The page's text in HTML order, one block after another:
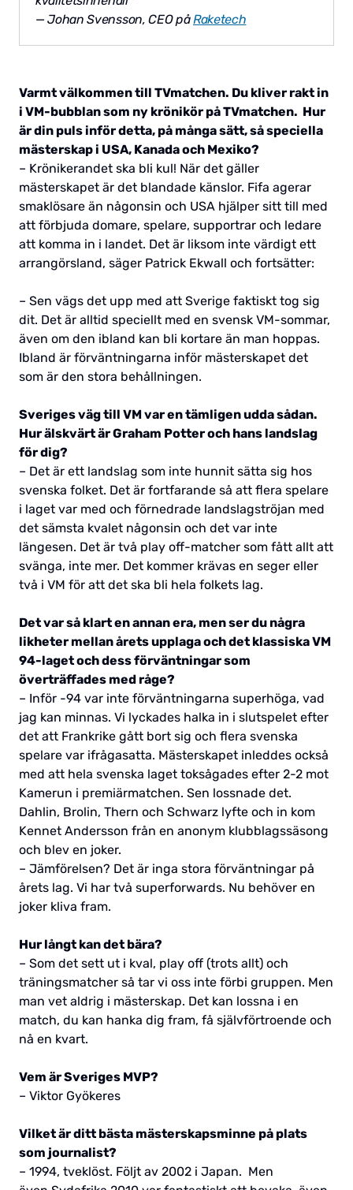
— Johan Svensson, CEO påRaketech
Varmt välkommen till TVmatchen. Du kliver rakt in
i VM-bubblan som ny krönikör på TVmatchen. Hur
är din puls inför detta, på många sätt, så speciella
mästerskap i USA, Kanada och Mexiko?
– Krönikerandet ska bli kul! När det gäller
mästerskapet är det blandade känslor. Fifa agerar
smaklösare än någonsin och USA hjälper sitt till med
att förbjuda domare, spelare, supportrar och ledare
att komma in i landet. Det är liksom inte värdigt ett
arrangörsland, säger Patrick Ekwall och fortsätter:
– Sen vägs det upp med att Sverige faktiskt tog sig
dit. Det är alltid speciellt med en svensk VM-sommar,
även om den ibland kan bli kortare än man hoppas.
Ibland är förväntningarna inför mästerskapet det
som är den stora behållningen.
Sveriges väg till VM var en tämligen udda sådan.
Hur älskvärt är Graham Potter och hans landslag
för dig?
– Det är ett landslag som inte hunnit sätta sig hos
svenska folket. Det är fortfarande så att flera spelare
i laget var med och förnedrade landslagströjan med
det sämsta kvalet någonsin och det var inte
längesen. Det är två play off-matcher som fått allt att
svänga, inte mer. Det kommer krävas en seger eller
två i VM för att det ska bli hela folkets lag.
Det var så klart en annan era, men ser du några
likheter mellan årets upplaga och det klassiska VM
94-laget och dess förväntningar som
överträffades med råge?
– Inför -94 var inte förväntningarna superhöga, vad
jag kan minnas. Vi lyckades halka in i slutspelet efter
det att Frankrike gått bort sig och flera svenska
spelare var ifrågasatta. Mästerskapet inleddes också
med att hela svenska laget toksågades efter 2-2 mot
Kamerun i premiärmatchen. Sen lossnade det.
Dahlin, Brolin, Thern och Schwarz lyfte och in kom
Kennet Andersson från en anonym klubblagssäsong
och blev en joker.
– Jämförelsen? Det är inga stora förväntningar på
årets lag. Vi har två superforwards. Nu behöver en
joker kliva fram.
Hur långt kan det bära?
– Som det sett ut i kval, play off (trots allt) och
träningsmatcher så tar vi oss inte förbi gruppen. Men
man vet aldrig i mästerskap. Det kan lossna i en
match, du kan hanka dig fram, få självförtroende och
nå en kvart.
Vem är Sveriges MVP?
– Viktor Gyökeres
Vilket är ditt bästa mästerskapsminne på plats
som journalist?
– 1994, tveklöst. Följt av 2002 i Japan. Men